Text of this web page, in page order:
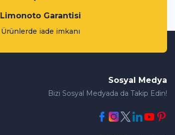
Limonoto Garantisi
Ürünlerde iade imkanı
Sosyal Medya
Bizi Sosyal Medyada da Takip Edin!